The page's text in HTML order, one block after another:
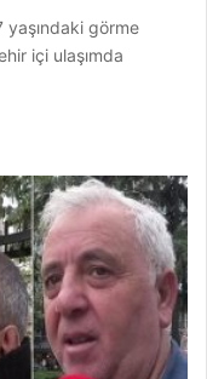
yaşındaki görme
içi ulaşımda